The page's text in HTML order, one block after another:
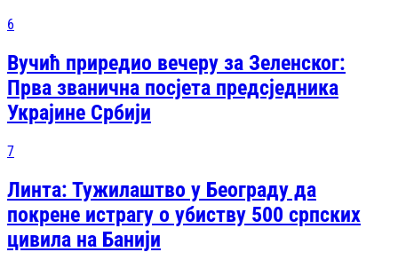
6
Вучић приредио вечеру за Зеленског:
Прва званична посjета предсjедника
Украјине Србији
7
Линта: Тужилаштво у Београду да
покрене истрагу о убиству 500 српских
цивила на Банији